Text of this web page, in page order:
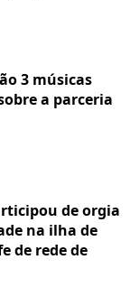
3 músicas
a parceria
de orgia
na ilha de
de rede de